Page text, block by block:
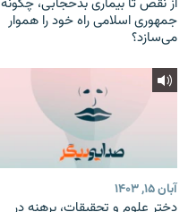
جمهوری اسلامی راه خود را هموار
می‌سازد؟
آبان ۱۵, ۱۴۰۳